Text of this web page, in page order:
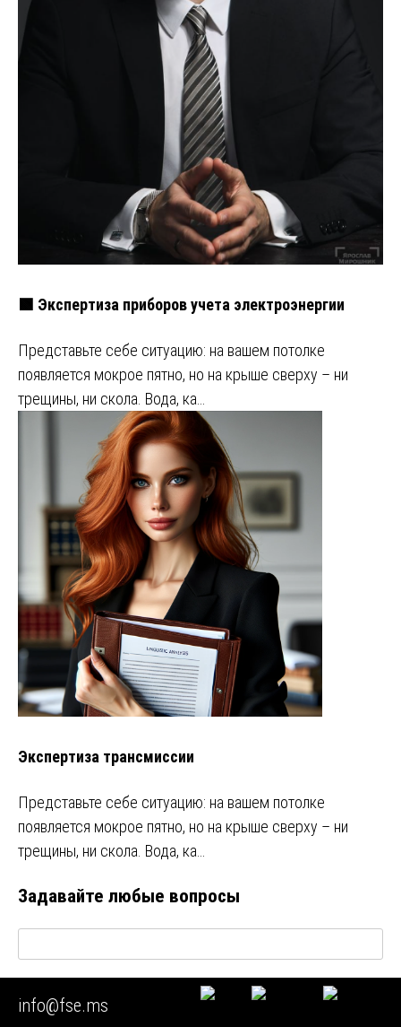
🟩 Экспертиза приборов учета электроэнергии
Представьте себе ситуацию: на вашем потолке
появляется мокрое пятно, но на крыше сверху – ни
трещины, ни скола. Вода, ка…
Экспертиза трансмиссии
Представьте себе ситуацию: на вашем потолке
появляется мокрое пятно, но на крыше сверху – ни
трещины, ни скола. Вода, ка…
Задавайте любые вопросы
info@fse.ms